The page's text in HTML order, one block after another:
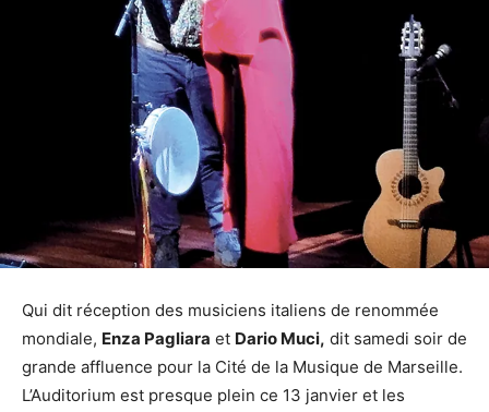
Qui dit réception des musiciens italiens de renommée
mondiale, Enza Pagliara et Dario Muci, dit samedi soir de
grande affluence pour la Cité de la Musique de Marseille.
L’Auditorium est presque plein ce 13 janvier et les